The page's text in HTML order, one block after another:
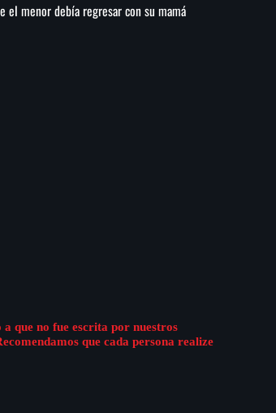
el menor debía regresar con su mamá
que no fue escrita por nuestros
que cada persona realize